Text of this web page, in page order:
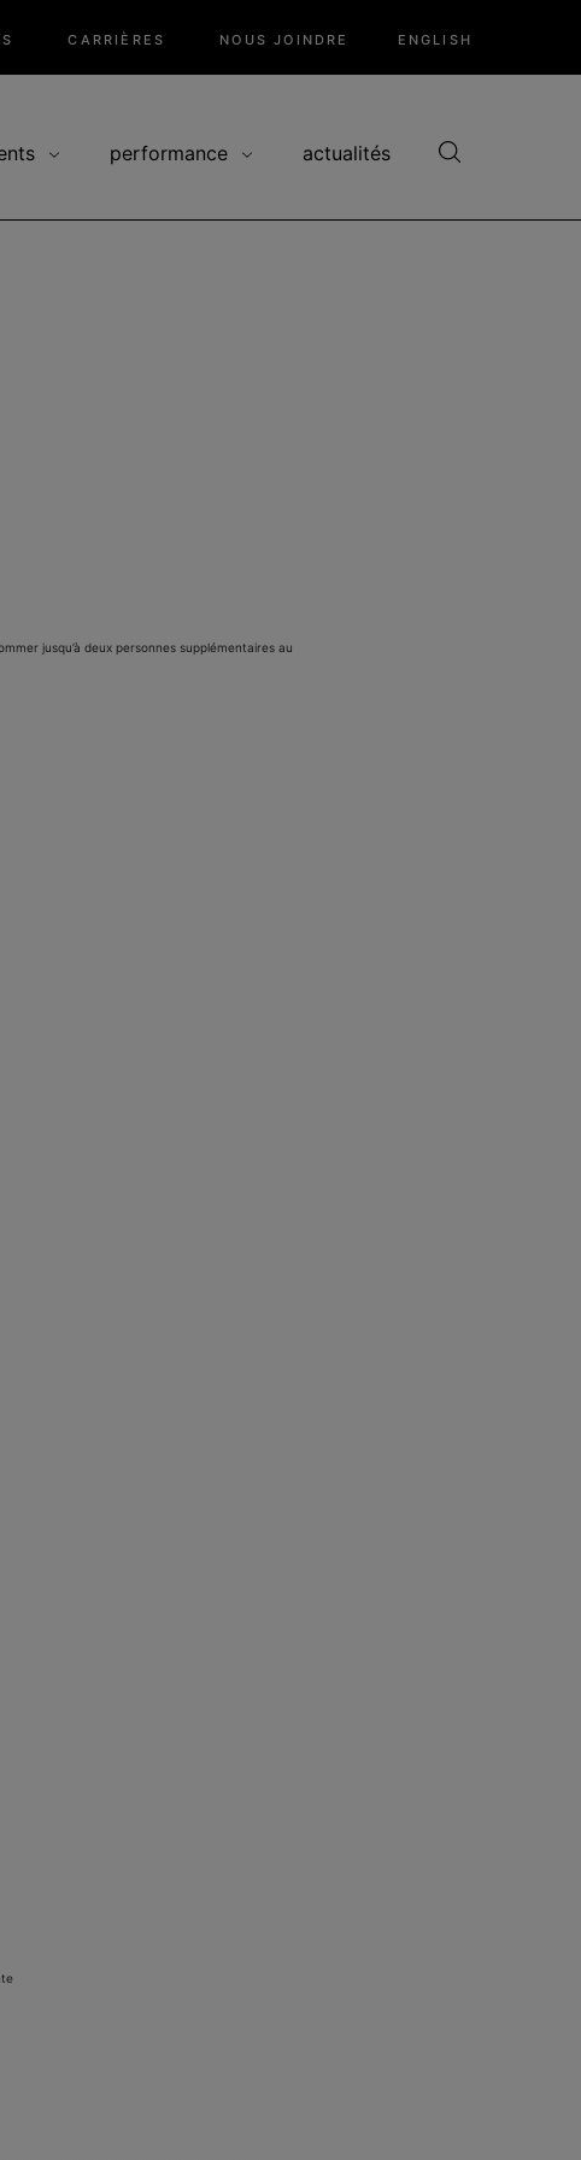
CARRIÈRES NOUS JOINDRE ENGLISH
performance actualités
jusqu’à deux personnes supplémentaires au